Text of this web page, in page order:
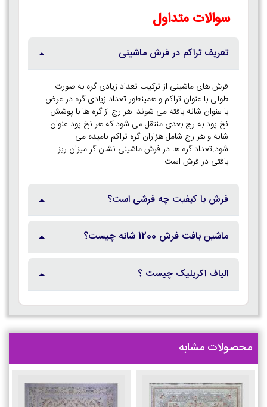
سوالات متداول
تعریف تراکم در فرش ماشینی
فرش های ماشینی از ترکیب تعداد زیادی گره به صورت
طولی با عنوان تراکم و همینطور تعداد زیادی گره در عرض
با عنوان شانه بافته می شوند .هر رج از گره ها با پوشش
نخ پود به رج بعدی منتقل می شود که هر نخ پود عنوان
شانه و هر رج شامل هزاران گره تراکم نامیده می
شود.تعداد گره ها در فرش ماشینی نشان گر میزان ریز
بافتی در فرش است.
فرش با کیفیت چه فرشی است؟
ماشین بافت فرش 1200 شانه چیست؟
الیاف اکریلیک چیست ؟
محصولات مشابه